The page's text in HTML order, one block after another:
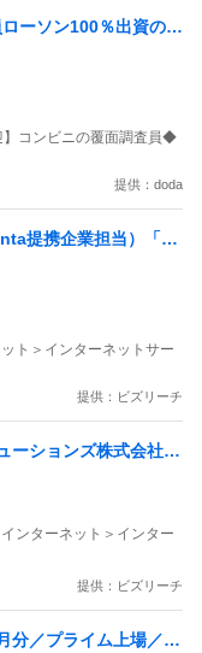
ーソン100％出資の安
】コンビニの覆面調査員◆
提供：doda
提携企業担当）「国
駄のない消費社会を
ト＞インターネットサー
提供：ビズリーチ
ーションズ株式会社
援課：ショップコン
ンターネット＞インター
提供：ビズリーチ
分／プライム上場／残